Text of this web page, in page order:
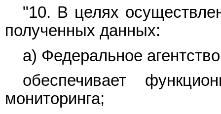
"10. В целях
полученных данных:
а) Федеральное
обеспечивает
мониторинга;